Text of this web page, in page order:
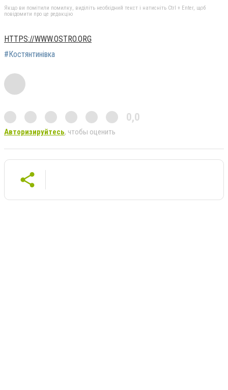
Якщо ви помітили помилку, виділіть необхідний текст і натисніть Ctrl + Enter, щоб
повідомити про це редакцію
HTTPS://WWW.OSTRO.ORG
#Костянтинівка
0,0
Авторизируйтесь, чтобы оценить